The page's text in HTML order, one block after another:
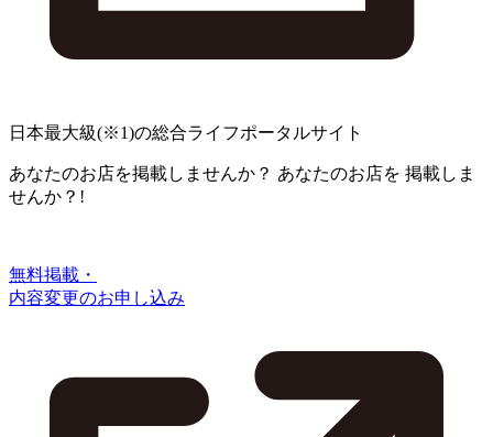
日本最大級(※1)の総合ライフポータルサイト
あなたのお店を掲載しませんか？ あなたのお店を 掲載しま
せんか？!
無料掲載・
内容変更のお申し込み